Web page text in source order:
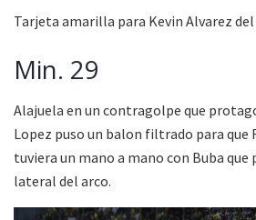
Tarjeta amarilla para Kevin Alvarez del
Min. 29
Alajuela en un contragolpe que
Lopez puso un balon filtrado para que
tuviera un mano a mano con Buba que
lateral del arco.